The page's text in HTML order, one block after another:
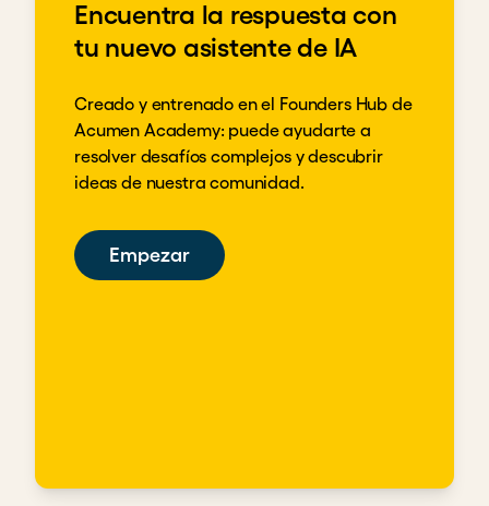
Encuentra la respuesta con
tu nuevo asistente de IA
Creado y entrenado en el Founders Hub de
Acumen Academy: puede ayudarte a
resolver desafíos complejos y descubrir
ideas de nuestra comunidad.
Empezar